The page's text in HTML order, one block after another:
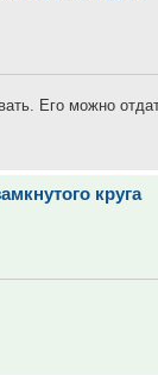
Его можно
круга